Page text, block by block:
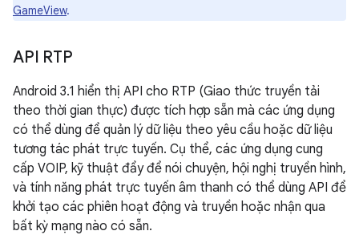
GameView.
API RTP
Android 3.1 hiển thị API cho RTP (Giao thức truyền tải
theo thời gian thực) được tích hợp sẵn mà các ứng dụng
có thể dùng để quản lý dữ liệu theo yêu cầu hoặc dữ liệu
tương tác phát trực tuyến. Cụ thể, các ứng dụng cung
cấp VOIP, kỹ thuật đẩy để nói chuyện, hội nghị truyền hình,
và tính năng phát trực tuyến âm thanh có thể dùng API để
khởi tạo các phiên hoạt động và truyền hoặc nhận qua
bất kỳ mạng nào có sẵn.